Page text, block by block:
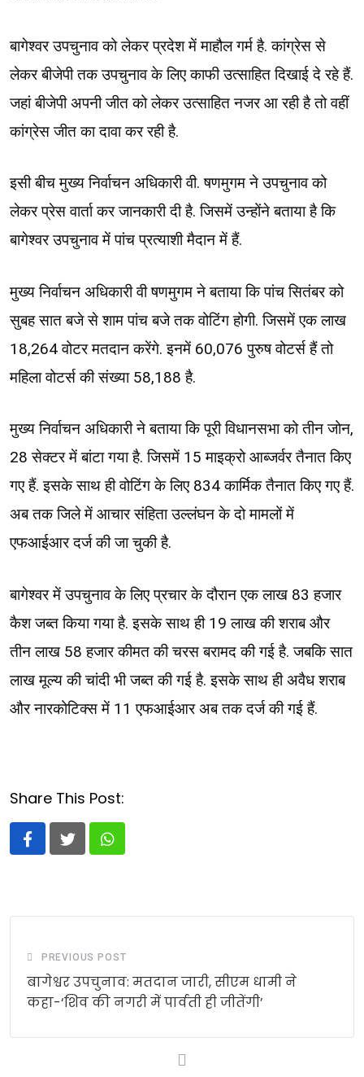
बागेश्वर उपचुनाव को लेकर प्रदेश में माहौल गर्म है. कांग्रेस से
लेकर बीजेपी तक उपचुनाव के लिए काफी उत्साहित दिखाई दे रहे हैं.
जहां बीजेपी अपनी जीत को लेकर उत्साहित नजर आ रही है तो वहीं
कांग्रेस जीत का दावा कर रही है.
इसी बीच मुख्य निर्वाचन अधिकारी वी. षणमुगम ने उपचुनाव को
लेकर प्रेस वार्ता कर जानकारी दी है. जिसमें उन्होंने बताया है कि
बागेश्वर उपचुनाव में पांच प्रत्याशी मैदान में हैं.
मुख्य निर्वाचन अधिकारी वी षणमुगम ने बताया कि पांच सितंबर को
सुबह सात बजे से शाम पांच बजे तक वोटिंग होगी. जिसमें एक लाख
18,264 वोटर मतदान करेंगे. इनमें 60,076 पुरुष वोटर्स हैं तो
महिला वोटर्स की संख्या 58,188 है.
मुख्य निर्वाचन अधिकारी ने बताया कि पूरी विधानसभा को तीन जोन,
28 सेक्टर में बांटा गया है. जिसमें 15 माइक्रो आब्जर्वर तैनात किए
गए हैं. इसके साथ ही वोटिंग के लिए 834 कार्मिक तैनात किए गए हैं.
अब तक जिले में आचार संहिता उल्लंघन के दो मामलों में
एफआईआर दर्ज की जा चुकी है.
बागेश्वर में उपचुनाव के लिए प्रचार के दौरान एक लाख 83 हजार
कैश जब्त किया गया है. इसके साथ ही 19 लाख की शराब और
तीन लाख 58 हजार कीमत की चरस बरामद की गई है. जबकि सात
लाख मूल्य की चांदी भी जब्त की गई है. इसके साथ ही अवैध शराब
और नारकोटिक्स में 11 एफआईआर अब तक दर्ज की गई हैं.
Share This Post:
Whatsapp
PREVIOUS POST
बागेश्वर उपचुनाव: मतदान जारी, सीएम धामी ने
कहा-‘शिव की नगरी में पार्वती ही जीतेंगी’